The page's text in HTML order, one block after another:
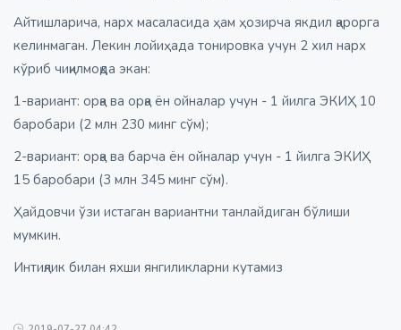
Айтишларича, нарх масаласида ҳам ҳозирча якдил қарорга
келинмаган. Лекин лойиҳада тонировка учун 2 хил нарх
кўриб чиқилмоқда экан:
1-вариант: орқа ва орқа ён ойналар учун - 1 йилга ЭКИҲ 10
баробари (2 млн 230 минг сўм);
2-вариант: орқа ва барча ён ойналар учун - 1 йилга ЭКИҲ
15 баробари (3 млн 345 минг сўм).
Ҳайдовчи ўзи истаган вариантни танлайдиган бўлиши
мумкин.
Интиқлик билан яхши янгиликларни кутамиз